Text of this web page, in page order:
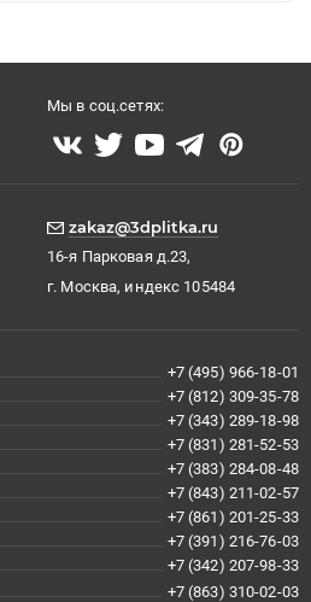
Мы в соц.сетях:
zakaz@3dplitka.ru
16-я Парковая д.23,
г. Москва, индекс 105484
+7 (495) 966-18-01
+7 (812) 309-35-78
+7 (343) 289-18-98
+7 (831) 281-52-53
+7 (383) 284-08-48
+7 (843) 211-02-57
+7 (861) 201-25-33
+7 (391) 216-76-03
+7 (342) 207-98-33
+7 (863) 310-02-03